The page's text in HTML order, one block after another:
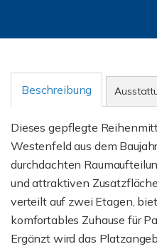
Beschreibung
Dieses gepflegte
Westenfeld aus dem
durchdachten
und attraktiven
verteilt auf zwei Etagen,
komfortables Zuhause für
Ergänzt wird das